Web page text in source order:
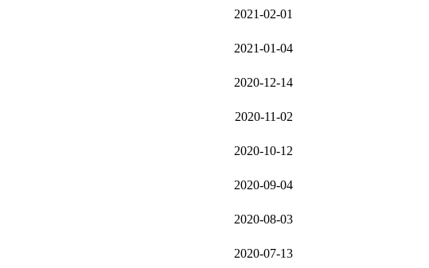
2021-02-01
2021-01-04
2020-12-14
2020-11-02
2020-10-12
2020-09-04
2020-08-03
2020-07-13